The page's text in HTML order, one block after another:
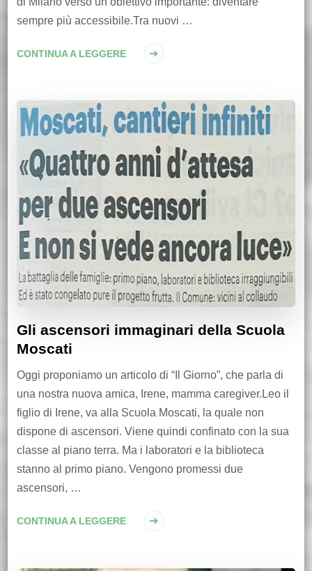
sempre più accessibile.Tra nuovi …
CONTINUA A LEGGERE
Gli ascensori immaginari della Scuola
Moscati
Oggi proponiamo un articolo di “Il Giorno”, che parla di
una nostra nuova amica, Irene, mamma caregiver.Leo il
figlio di Irene, va alla Scuola Moscati, la quale non
dispone di ascensori. Viene quindi confinato con la sua
classe al piano terra. Ma i laboratori e la biblioteca
stanno al primo piano. Vengono promessi due
ascensori, …
CONTINUA A LEGGERE